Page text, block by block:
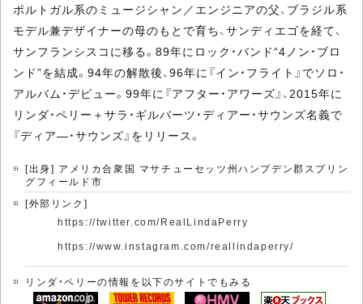
ポルトガル系のミュージシャン／エンジニアの父、ブラジル系
モデル兼デザイナーの母のもとで育ち、サンディエゴを経て、
サンフランシスコに移る。89年にロック・バンド“4ノン・ブロ
ンド”を結成。94年の解散後、96年に『イン・フライト』でソロ・
アルバム・デビュー。99年に『アフター・アワーズ』、2015年に
リンダ・ペリー＋サラ・ギルバーツ・ディアー・サウンズ名義で
『ディア―・サウンズ』をリリース。
[出身] アメリカ合衆国 マサチューセッツ州ハンプデン郡スプリン
グフィールド市
[外部リンク]
https://twitter.com/RealLindaPerry
https://www.instagram.com/reallindaperry/
リンダ・ペリーの情報を以下のサイトでもみる